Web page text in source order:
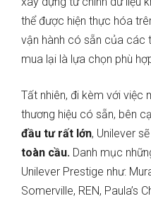
thể được hiện thực hóa
vận hành có sẵn của các
mua lại là lựa chọn phù
Tất nhiên, đi kèm với việc
thương hiệu có sẵn, bên
đầu tư rất lớn, Unilever
toàn cầu. Danh mục
Unilever Prestige như:
Somerville, REN, Paula’s